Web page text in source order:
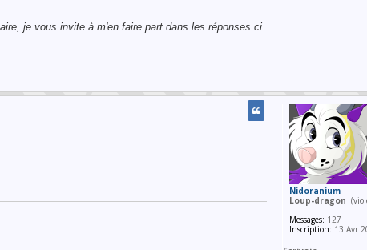
je vous invite à m'en faire part dans les réponses ci
Nidoranium
Loup-dragon
Messages: 127
Inscription: 13 Avr